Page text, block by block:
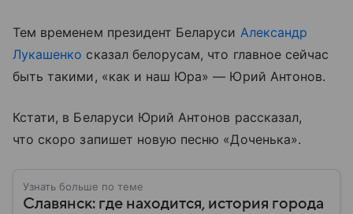
Тем временем президент Беларуси Александр
Лукашенко сказал белорусам, что главное сейчас
быть такими, «как и наш Юра» — Юрий Антонов.
Кстати, в Беларуси Юрий Антонов рассказал,
что скоро запишет новую песню «Доченька».
Узнать больше по теме
Славянск: где находится, история города